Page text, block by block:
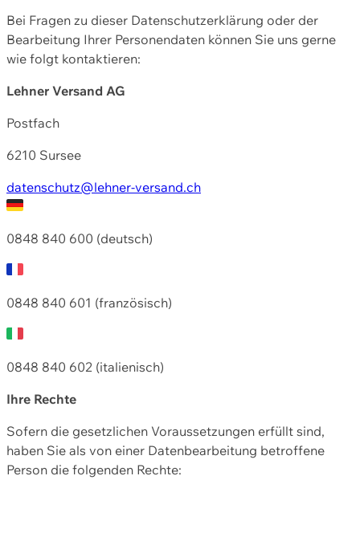
Bei Fragen zu dieser Datenschutzerklärung oder der
Bearbeitung Ihrer Personendaten können Sie uns gerne
wie folgt kontaktieren:
Lehner Versand AG
Postfach
6210 Sursee
datenschutz@lehner-versand.ch
0848 840 600 (deutsch)
0848 840 601 (französisch)
0848 840 602 (italienisch)
Ihre Rechte
Sofern die gesetzlichen Voraussetzungen erfüllt sind,
haben Sie als von einer Datenbearbeitung betroffene
Person die folgenden Rechte: